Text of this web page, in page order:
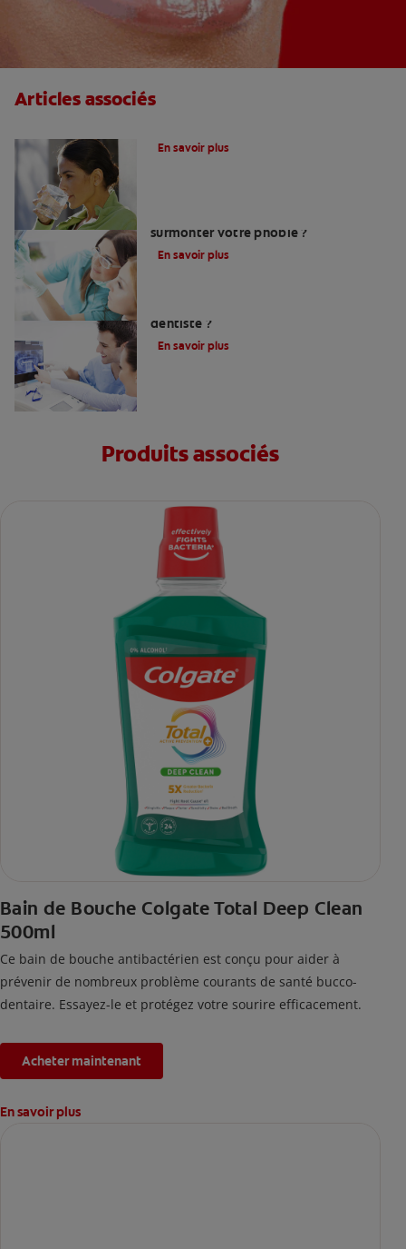
Articles associés
En savoir plus
surmonter votre phobie ?
En savoir plus
dentiste ?
En savoir plus
Produits associés
Bain de Bouche Colgate Total Deep Clean
500ml
Ce bain de bouche antibactérien est conçu pour aider à
prévenir de nombreux problème courants de santé bucco-
dentaire. Essayez-le et protégez votre sourire efficacement.
Acheter maintenant
En savoir plus